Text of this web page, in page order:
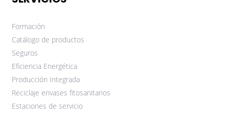
Formación
Catálogo de productos
Seguros
Eficiencia Energética
Producción Integrada
Reciclaje envases fitosanitarios
Estaciones de servicio